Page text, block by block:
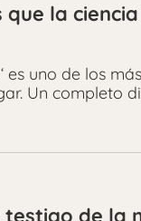
la
es uno de los
Un completo
de la